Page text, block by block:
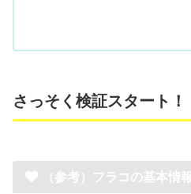
さっそく検証スタート！
（参考）フラコの基本情報